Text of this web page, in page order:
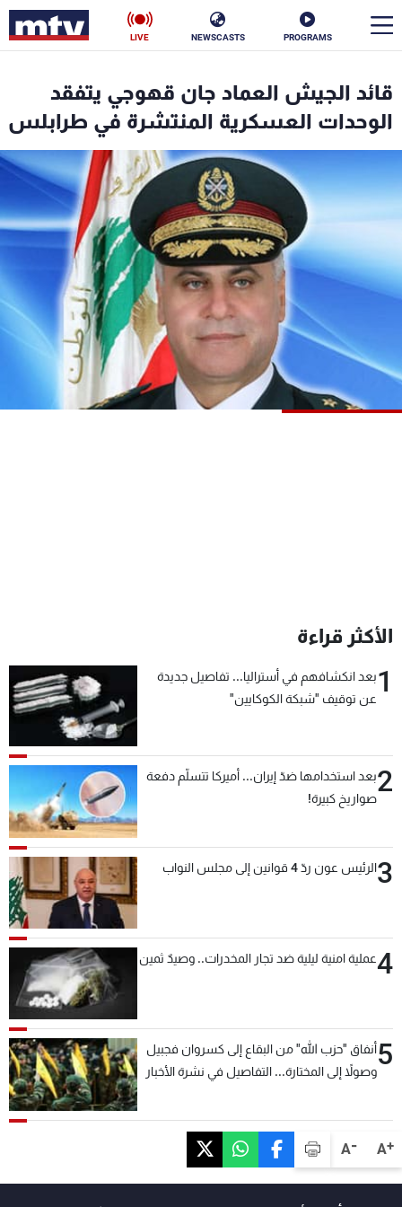
PROGRAMS
NEWSCASTS
LIVE
A+
A-
قائد الجيش العماد جان قهوجي يتفقد
الوحدات العسكرية المنتشرة في طرابلس
الأكثر قراءة
1بعد انكشافهم في أستراليا... تفاصيل جديدة
عن توقيف "شبكة الكوكايين"
2بعد استخدامها ضدّ إيران... أميركا تتسلّم دفعة
صواريخ كبيرة!
3الرئيس عون ردّ 4 قوانين إلى مجلس النواب
4عملية امنية ليلية ضد تجار المخدرات.. وصيدٌ ثمين
5أنفاق "حزب الله" من البقاع إلى كسروان فجبيل
وصولاً إلى المختارة... التفاصيل في نشرة الأخبار
الأخبار
ناس
إقتصاد فن
منوعات رياضة
كأس العالم
البرامج
جدول البرامج